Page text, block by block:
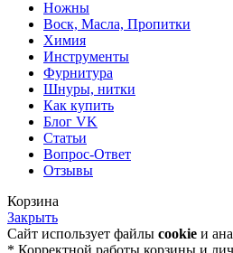
Ножны
Воск, Масла, Пропитки
Химия
Инструменты
Фурнитура
Шнуры, нитки
Как купить
Блог VK
Статьи
Вопрос-Ответ
Отзывы
Корзина
Закрыть
Сайт использует файлы cookie и